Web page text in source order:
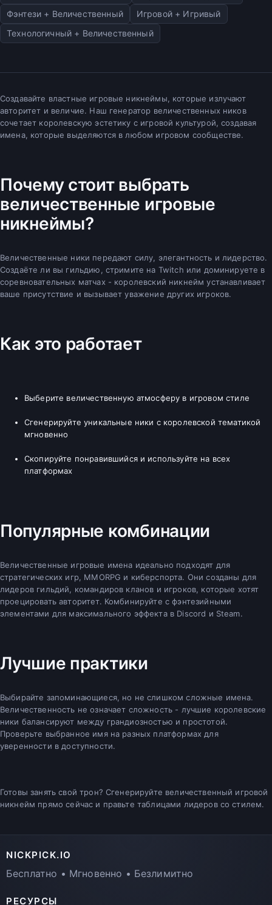
Фэнтези + Величественный
Игровой + Игривый
Технологичный + Величественный
Создавайте властные игровые никнеймы, которые излучают
авторитет и величие. Наш генератор величественных ников
сочетает королевскую эстетику с игровой культурой, создавая
имена, которые выделяются в любом игровом сообществе.
Почему стоит выбрать
величественные игровые
никнеймы?
Величественные ники передают силу, элегантность и лидерство.
Создаёте ли вы гильдию, стримите на Twitch или доминируете в
соревновательных матчах - королевский никнейм устанавливает
ваше присутствие и вызывает уважение других игроков.
Как это работает
Выберите величественную атмосферу в игровом стиле
Сгенерируйте уникальные ники с королевской тематикой
мгновенно
Скопируйте понравившийся и используйте на всех
платформах
Популярные комбинации
Величественные игровые имена идеально подходят для
стратегических игр, MMORPG и киберспорта. Они созданы для
лидеров гильдий, командиров кланов и игроков, которые хотят
проецировать авторитет. Комбинируйте с фэнтезийными
элементами для максимального эффекта в Discord и Steam.
Лучшие практики
Выбирайте запоминающиеся, но не слишком сложные имена.
Величественность не означает сложность - лучшие королевские
ники балансируют между грандиозностью и простотой.
Проверьте выбранное имя на разных платформах для
уверенности в доступности.
Готовы занять свой трон? Сгенерируйте величественный игровой
никнейм прямо сейчас и правьте таблицами лидеров со стилем.
NICKPICK.IO
Бесплатно • Мгновенно • Безлимитно
РЕСУРСЫ